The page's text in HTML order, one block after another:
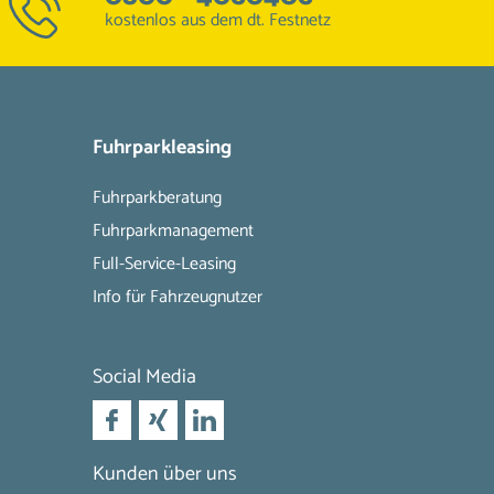
kostenlos aus dem dt. Festnetz
Fuhrparkleasing
Fuhrparkberatung
Fuhrparkmanagement
Full-Service-Leasing
Info für Fahrzeugnutzer
Social Media
Kunden über uns